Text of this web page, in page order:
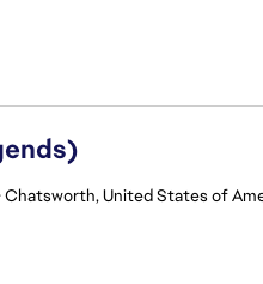
Chatsworth, United States of